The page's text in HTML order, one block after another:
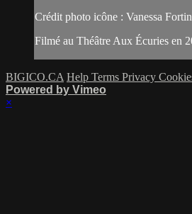
Crédit photo icône : Vanessa
Filmé au Théâtre Aux Écuries en
BIGICO.CA Help Terms Privacy
Powered by Vimeo
×